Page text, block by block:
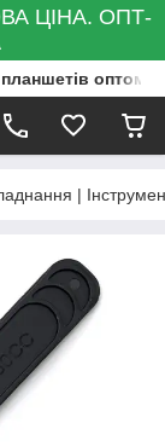
ЦІНА. ОПТ-
оптом
|